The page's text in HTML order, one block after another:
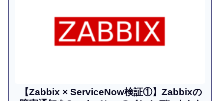
【Zabbix × ServiceNow検証①】Zabbixの